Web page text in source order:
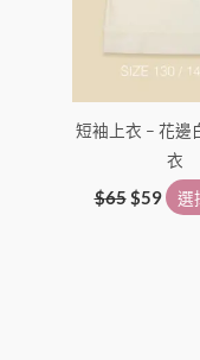
短袖上衣 – 花邊
衣
$65 $59 選